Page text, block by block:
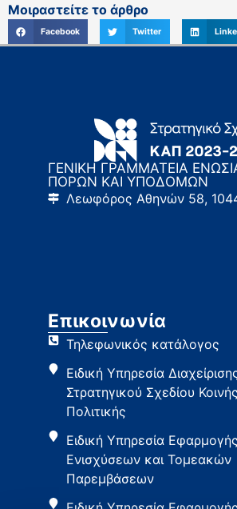
Μοιραστείτε το άρθρο
Facebook Twitter
ΓΕΝΙΚΗ ΓΡΑΜΜΑΤΕΙΑ
ΠΟΡΩΝ ΚΑΙ ΥΠΟΔΟΜΩΝ
Λεωφόρος Αθηνών 58,
Επικοινωνία
Τηλεφωνικός κατάλογος
Ειδική Υπηρεσία
Στρατηγικού Σχεδίου
Πολιτικής
Ειδική Υπηρεσία
Ενισχύσεων και Τομεακών
Παρεμβάσεων